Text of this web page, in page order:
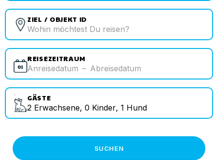
ZIEL / OBJEKT ID
REISEZEITRAUM
Anreisedatum – Abreisedatum
GÄSTE
2 Erwachsene, 0 Kinder, 1 Hund
SUCHEN